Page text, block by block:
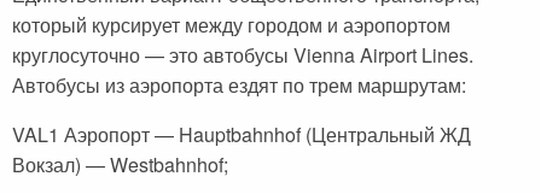
который курсирует между городом и аэропортом
круглосуточно — это автобусы Vienna Airport Lines.
Автобусы из аэропорта ездят по трем маршрутам:
VAL1 Аэропорт — Hauptbahnhof (Центральный ЖД
Вокзал) — Westbahnhof;